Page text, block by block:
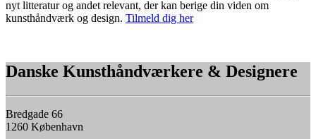
nyt litteratur og andet relevant, der kan berige din viden om
kunsthåndværk og design. Tilmeld dig her
Danske Kunsthåndværkere & Designere
Bredgade 66
1260 København